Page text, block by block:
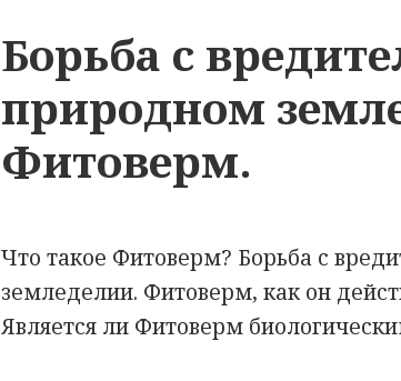
Борьба с
природном
Фитоверм.
Что такое Фитоверм? Борьба с
земледелии. Фитоверм, как он
Является ли Фитоверм